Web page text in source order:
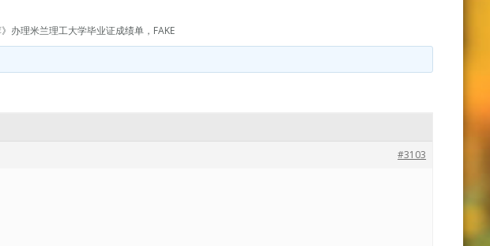
》办理米兰理工大学毕业证成绩单，FAKE
#3103